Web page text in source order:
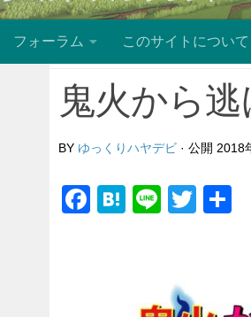
フォーラム このサイトについて
鬼火から
BY ゆっくりハヤデビ · 公開 2018
Facebook
Hatena
Line